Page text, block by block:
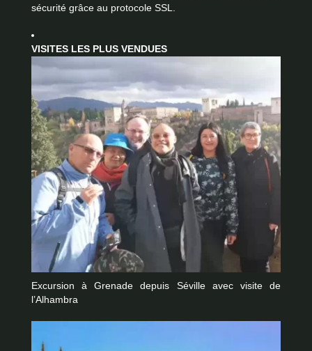
sécurité grâce au protocole SSL.
VISITES LES PLUS VENDUES
Excursion à Grenade depuis Séville avec visite de
l’Alhambra